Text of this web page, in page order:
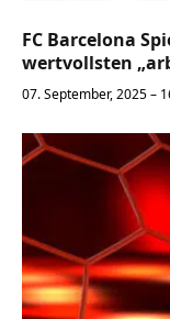
FC Barcelona
wertvollsten
07. September, 2025 –